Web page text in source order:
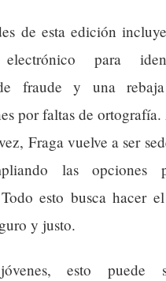
de esta edición
para
fraude y una
por faltas de ortografía.
Fraga vuelve a ser
las opciones
esto busca hacer
y justo.
esto puede